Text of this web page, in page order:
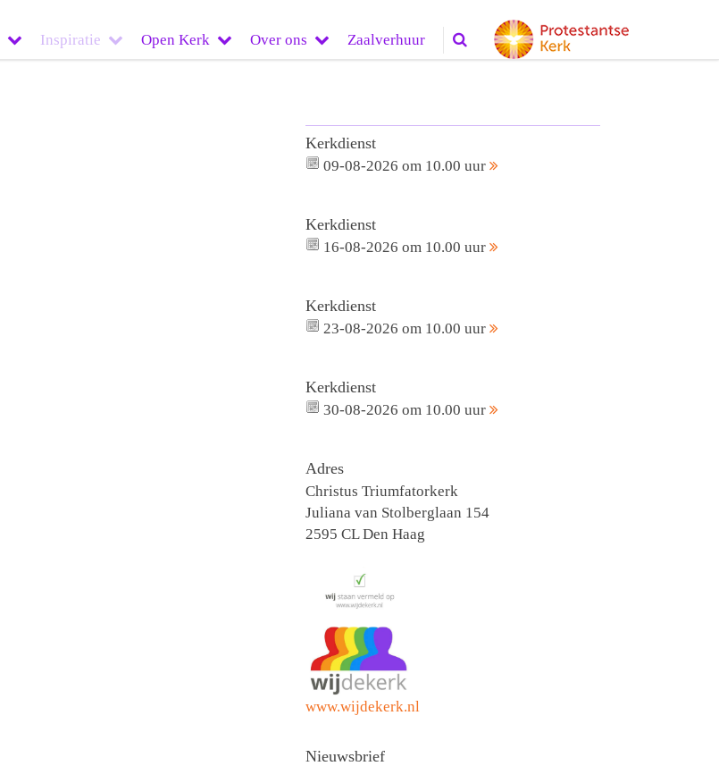
Inspiratie Open Kerk Over ons Zaalverhuur
Kerkdienst
09-08-2026 om 10.00 uur
Kerkdienst
16-08-2026 om 10.00 uur
Kerkdienst
23-08-2026 om 10.00 uur
Kerkdienst
30-08-2026 om 10.00 uur
Adres
Christus Triumfatorkerk
Juliana van Stolberglaan 154
2595 CL Den Haag
www.wijdekerk.nl
Nieuwsbrief